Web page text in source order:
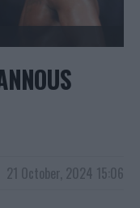
21 October, 2024 15:06